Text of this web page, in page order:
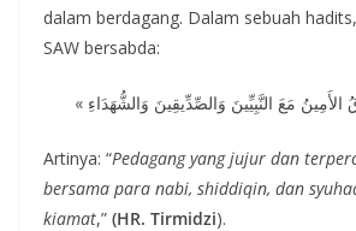
dalam berdagang. Dalam sebuah
SAW bersabda:
Artinya: “Pedagang yang jujur dan
bersama para nabi, shiddiqin, dan
kiamat,” (HR. Tirmidzi).